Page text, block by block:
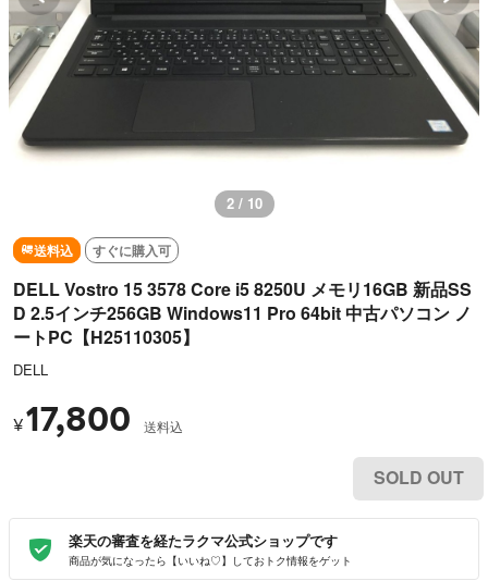
3 / 10
送料込 すぐに購入可
DELL Vostro 15 3578 Core i5 8250U メモリ16GB 新品SS
D 2.5インチ256GB Windows11 Pro 64bit 中古パソコン ノ
ートPC【H25110305】
DELL
¥17,800 送料込
SOLD OUT
楽天の審査を経たラクマ公式ショップです
商品が気になったら【いいね♡】しておトク情報をゲット